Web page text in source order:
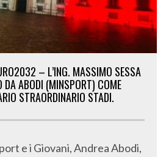
– L’ING. MASSIMO SESSA
DA ABODI (MINSPORT) COME
STRAORDINARIO STADI.
e i Giovani, Andrea Abodi,